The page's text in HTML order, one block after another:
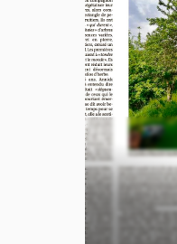
LAND
Faut-il figer